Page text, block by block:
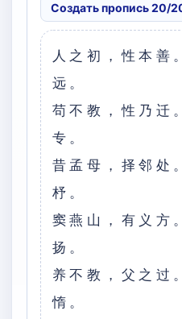
Создать пропись 20/
人之初，性本善
远。
苟不教，性乃迁
专。
昔孟母，择邻处
杼。
窦燕山，有义方
扬。
养不教，父之过
惰。